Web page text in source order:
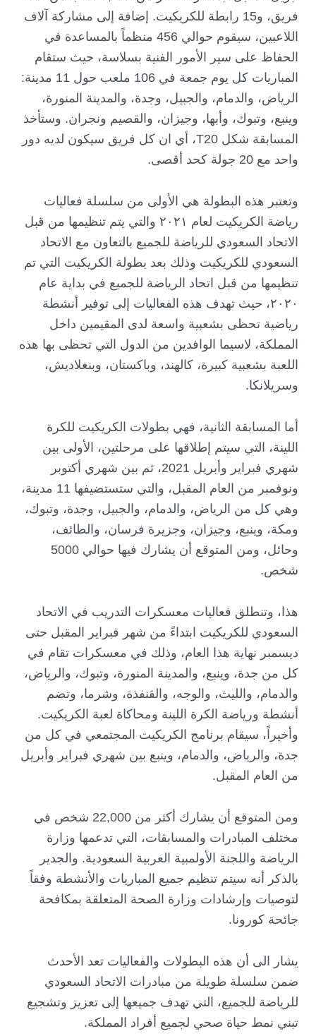
فريق، و15 رابطة للكريكيت. إضافة إلى مشاركة آلاف
اللاعبين، سيقوم حوالي 456 منظماً بالمساعدة في
الحفاظ على سير الأمور الفنية بسلاسة، حيث ستقام
المباريات كل يوم جمعة في 106 ملعب حول 11 مدينة:
الرياض، والدمام، والجبيل، وجدة، والمدينة المنورة،
وينبع، وتبوك، وأبها، وجيزان، والقصيم ونجران. وستأخذ
المسابقة شكل T20، أي ان كل فريق سيكون لديه دور
واحد مع 20 جولة كحد أقصى.
وتعتبر هذه البطولة هي الأولى من سلسلة فعاليات
رياضة الكريكيت لعام ٢٠٢١ والتي يتم تنظيمها من قبل
الاتحاد السعودي للرياضة للجميع بالتعاون مع الاتحاد
السعودي للكريكيت وذلك بعد بطولة الكريكيت التي تم
تنظيمها من قبل اتحاد الرياضة للجميع في بداية عام
٢٠٢٠، حيث تهدف هذه الفعاليات إلى توفير أنشطة
رياضية تحظى بشعبية واسعة لدى المقيمين داخل
المملكة، لاسيما الوافدين من الدول التي تحظى بها هذه
اللعبة بشعبية كبيرة، كالهند، وباكستان، وبنغلاديش،
وسريلانكا.
أما المسابقة الثانية، فهي بطولات الكريكيت للكرة
اللينة، التي سيتم إطلاقها على مرحلتين، الأولى بين
شهري فبراير وأبريل 2021، ثم بين شهري أكتوبر
ونوفمبر من العام المقبل، والتي ستستضيفها 11 مدينة،
وهي كل من الرياض، والدمام، والجبيل، وجدة، وتبوك،
ومكة، وينبع، وجيزان، وجزيرة فرسان، والطائف،
وحائل، ومن المتوقع أن يشارك فيها حوالي 5000
شخص.
هذا، وتنطلق فعاليات معسكرات التدريب في الاتحاد
السعودي للكريكيت ابتداءً من شهر فبراير المقبل حتى
ديسمبر نهاية هذا العام، وذلك في معسكرات تقام في
كل من جدة، وينبع، والمدينة المنورة، وتبوك، والرياض،
والدمام، والليث، والوجه، والقنفذة، وشرما، وتضم
أنشطة ورياضة الكرة اللينة ومحاكاة لعبة الكريكيت.
وأخيراً، سيقام برنامج الكريكيت المجتمعي في كل من
جدة، والرياض، والدمام، وينبع بين شهري فبراير وأبريل
من العام المقبل.
ومن المتوقع أن يشارك أكثر من 22,000 شخص في
مختلف المبادرات والمسابقات، التي تدعمها وزارة
الرياضة واللجنة الأولمبية العربية السعودية. والجدير
بالذكر أنه سيتم تنظيم جميع المباريات والأنشطة وفقاً
لتوصيات وإرشادات وزارة الصحة المتعلقة بمكافحة
جائحة كورونا.
يشار الى أن هذه البطولات والفعاليات تعد الأحدث
ضمن سلسلة طويلة من مبادرات الاتحاد السعودي
للرياضة للجميع، التي تهدف جميعها إلى تعزيز وتشجيع
تبني نمط حياة صحي لجميع أفراد المملكة.